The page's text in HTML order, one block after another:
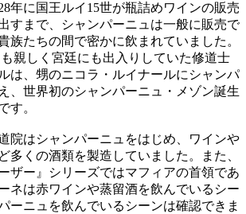
年に国王ルイ15世が瓶詰めワインの販売
すまで、シャンパーニュは一般に販売で
族たちの間で密かに飲まれていました。
親しく宮廷にも出入りしていた修道士
は、甥のニコラ・ルイナールにシャンパ
、世界初のシャンパーニュ・メゾン誕生
す。
院はシャンパーニュをはじめ、ワインや
多くの酒類を製造していました。また、
ザー』シリーズではマフィアの首領であ
ネは赤ワインや蒸留酒を飲んでいるシー
ーニュを飲んでいるシーンは確認できま